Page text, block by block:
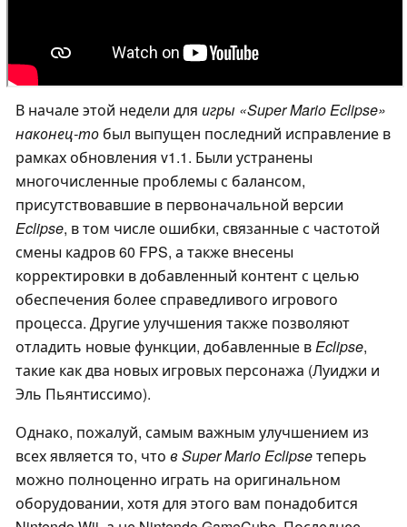
В начале этой недели для игры «Super Mario Eclipse»
наконец-то был выпущен последний исправление в
рамках обновления v1.1. Были устранены
многочисленные проблемы с балансом,
присутствовавшие в первоначальной версии
Eclipse, в том числе ошибки, связанные с частотой
смены кадров 60 FPS, а также внесены
корректировки в добавленный контент с целью
обеспечения более справедливого игрового
процесса. Другие улучшения также позволяют
отладить новые функции, добавленные вEclipse,
такие как два новых игровых персонажа (Луиджи и
Эль Пьянтиссимо).
Однако, пожалуй, самым важным улучшением из
всех является то, что в Super Mario Eclipseтеперь
можно полноценно играть на оригинальном
оборудовании, хотя для этого вам понадобится